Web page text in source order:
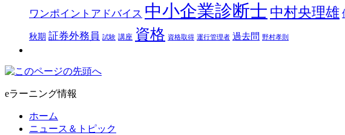
ワンポイントアドバイス 中小企業診断士 中村央理雄
秋期 証券外務員 試験 講座 資格 資格取得 運行管理者 過去問 野村孝則
eラーニング情報
ホーム
ニュース＆トピック